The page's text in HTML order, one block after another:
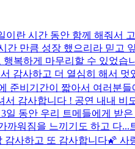
란 시간 동안 함께 해줘서
만큼 성장 했으리라 믿고
복하게 마무리할 수 있었
감사하고 더 열심히 해서
준비기간이 짧아서 여러분
감사합니다 ! 공연 내내 비
동안 우리 트메들에게 받
까워짐을 느끼기도 하고 다...
사하고 또 감사합니다🌠 사